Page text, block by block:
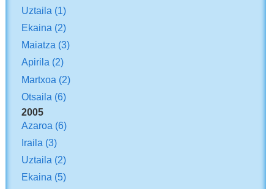
Uztaila (1)
Ekaina (2)
Maiatza (3)
Apirila (2)
Martxoa (2)
Otsaila (6)
2005
Azaroa (6)
Iraila (3)
Uztaila (2)
Ekaina (5)